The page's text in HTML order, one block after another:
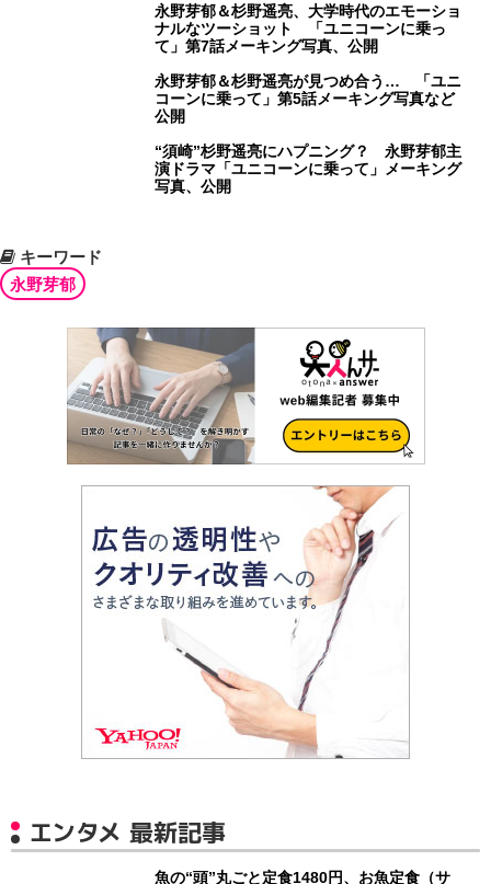
永野芽郁＆杉野遥亮、大学時代のエモーショ
ナルなツーショット 「ユニコーンに乗っ
て」第7話メーキング写真、公開
永野芽郁＆杉野遥亮が見つめ合う… 「ユニ
コーンに乗って」第5話メーキング写真など
公開
“須崎”杉野遥亮にハプニング？ 永野芽郁主
演ドラマ「ユニコーンに乗って」メーキング
写真、公開
キーワード
永野芽郁
エンタメ 最新記事
魚の“頭”丸ごと定食1480円、お魚定食（サ